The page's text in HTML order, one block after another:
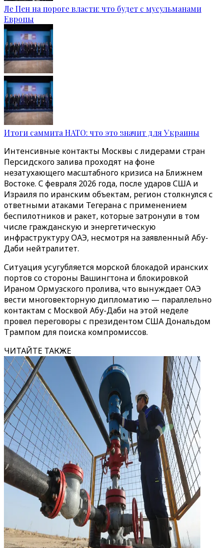
Ле Пен на пороге власти: что будет с мусульманами
Европы
Итоги саммита НАТО: что это значит для Украины
Интенсивные контакты Москвы с лидерами стран
Персидского залива проходят на фоне
незатухающего масштабного кризиса на Ближнем
Востоке. С февраля 2026 года, после ударов США и
Израиля по иранским объектам, регион столкнулся с
ответными атаками Тегерана с применением
беспилотников и ракет, которые затронули в том
числе гражданскую и энергетическую
инфраструктуру ОАЭ, несмотря на заявленный Абу-
Даби нейтралитет.
Ситуация усугубляется морской блокадой иранских
портов со стороны Вашингтона и блокировкой
Ираном Ормузского пролива, что вынуждает ОАЭ
вести многовекторную дипломатию — параллельно
контактам с Москвой Абу-Даби на этой неделе
провел переговоры с президентом США Дональдом
Трампом для поиска компромиссов.
ЧИТАЙТЕ ТАКЖЕ